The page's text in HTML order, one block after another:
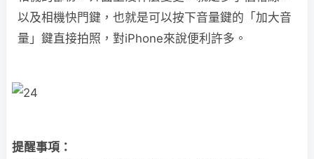
以及相機快門鍵，也就是可以按下音量鍵的「加大音
量」鍵直接拍照，對iPhone來說便利許多。
提醒事項：